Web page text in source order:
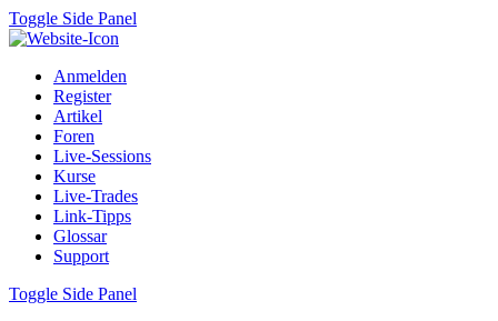
Toggle Side Panel
Anmelden
Register
Artikel
Foren
Live-Sessions
Kurse
Live-Trades
Link-Tipps
Glossar
Support
Toggle Side Panel